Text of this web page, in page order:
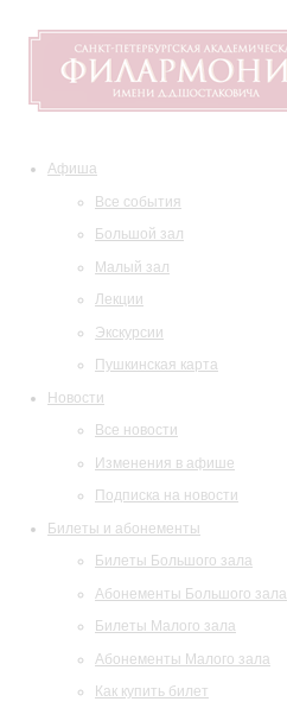
Афиша
Все события
Большой зал
Малый зал
Лекции
Экскурсии
Пушкинская карта
Новости
Все новости
Изменения в афише
Подписка на новости
Билеты и абонементы
Билеты Большого зала
Абонементы Большого зала
Билеты Малого зала
Абонементы Малого зала
Как купить билет